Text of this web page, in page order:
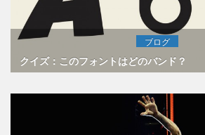
ブログ
クイズ：このフォントはどのバンド？